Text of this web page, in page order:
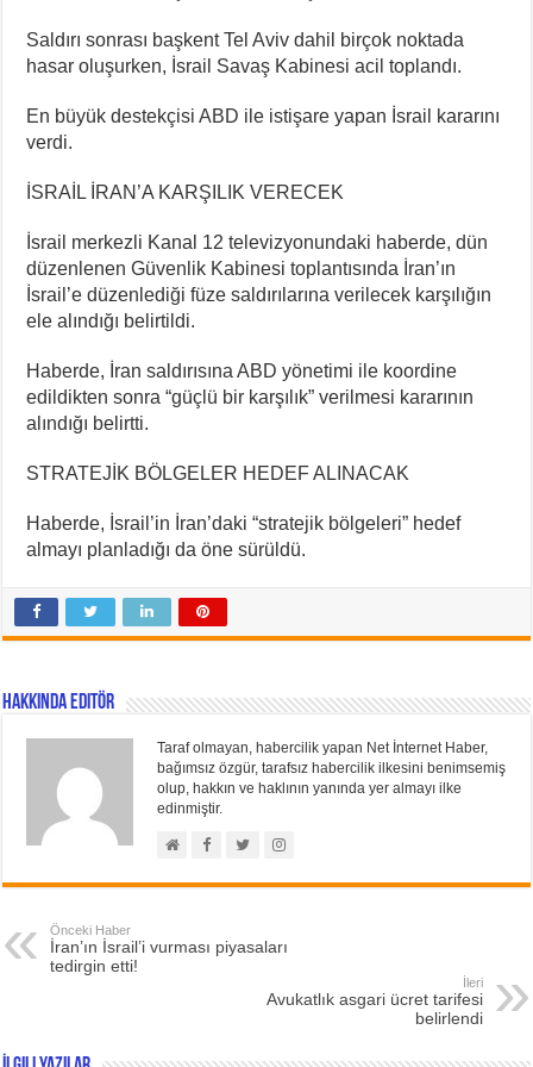
Saldırı sonrası başkent Tel Aviv dahil birçok noktada
hasar oluşurken, İsrail Savaş Kabinesi acil toplandı.
En büyük destekçisi ABD ile istişare yapan İsrail kararını
verdi.
İSRAİL İRAN’A KARŞILIK VERECEK
İsrail merkezli Kanal 12 televizyonundaki haberde, dün
düzenlenen Güvenlik Kabinesi toplantısında İran’ın
İsrail’e düzenlediği füze saldırılarına verilecek karşılığın
ele alındığı belirtildi.
Haberde, İran saldırısına ABD yönetimi ile koordine
edildikten sonra “güçlü bir karşılık” verilmesi kararının
alındığı belirtti.
STRATEJİK BÖLGELER HEDEF ALINACAK
Haberde, İsrail’in İran’daki “stratejik bölgeleri” hedef
almayı planladığı da öne sürüldü.
Hakkında Editör
Taraf olmayan, habercilik yapan Net İnternet Haber,
bağımsız özgür, tarafsız habercilik ilkesini benimsemiş
olup, hakkın ve haklının yanında yer almayı ilke
edinmiştir.
Önceki Haber
İran’ın İsrail’i vurması piyasaları
tedirgin etti!
İleri
Avukatlık asgari ücret tarifesi
belirlendi